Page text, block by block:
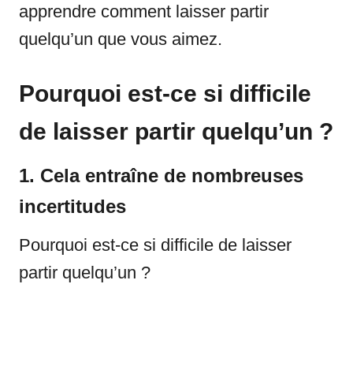
apprendre comment laisser partir
quelqu’un que vous aimez.
Pourquoi est-ce si difficile
de laisser partir quelqu’un ?
1. Cela entraîne de nombreuses
incertitudes
Pourquoi est-ce si difficile de laisser
partir quelqu’un ?